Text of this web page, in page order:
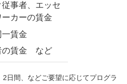
事者、エッセ
カーの賃金
一賃金
の賃金 など
日間、などご要望に応じてプログラ